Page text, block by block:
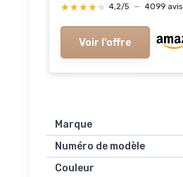
★★★★★
★★★★★ 4,2/5 — 4099 avis
Voir l'offre
Marque
Numéro de modèle
Couleur